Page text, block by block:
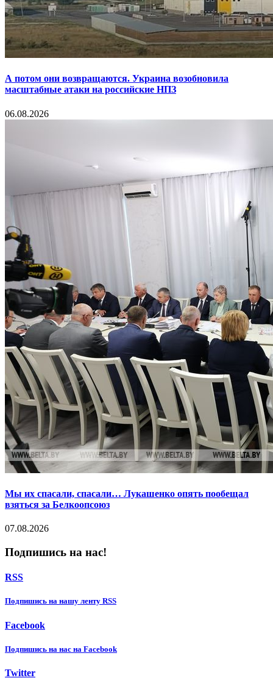
А потом они возвращаются. Украина возобновила
масштабные атаки на российские НПЗ
06.08.2026
Мы их спасали, спасали… Лукашенко опять пообещал
взяться за Белкоопсоюз
07.08.2026
Подпишись на нас!
RSS
Подпишиcь на нашу ленту RSS
Facebook
Подпишиcь на нас на Facebook
Twitter